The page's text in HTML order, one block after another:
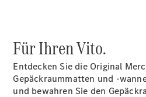
Mercedes-
Benz
Store
Für Ihren Vito.
Entdecken Sie die Original
Gepäckraummatten und -
und bewahren Sie den